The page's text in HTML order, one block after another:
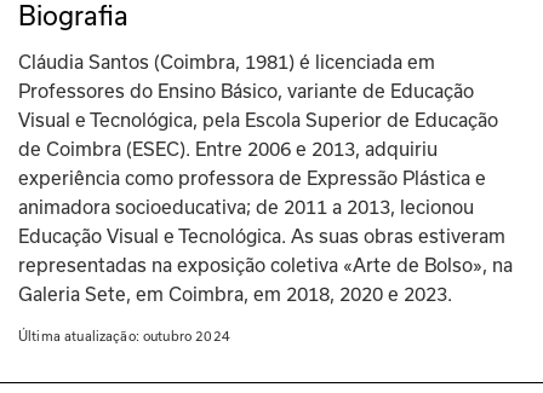
Biografia
Cláudia Santos (Coimbra, 1981) é licenciada em
Professores do Ensino Básico, variante de Educação
Visual e Tecnológica, pela Escola Superior de Educação
de Coimbra (ESEC). Entre 2006 e 2013, adquiriu
experiência como professora de Expressão Plástica e
animadora socioeducativa; de 2011 a 2013, lecionou
Educação Visual e Tecnológica. As suas obras estiveram
representadas na exposição coletiva «Arte de Bolso», na
Galeria Sete, em Coimbra, em 2018, 2020 e 2023.
Última atualização: outubro 2024